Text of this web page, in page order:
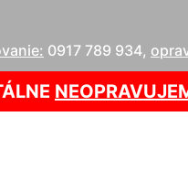
0917 789 934,